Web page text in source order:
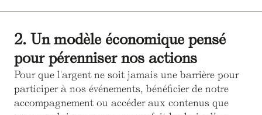
2. Un modèle économique pensé
pour pérenniser nos actions
Pour que l'argent ne soit jamais une barrière pour
participer à nos événements, bénéficier de notre
accompagnement ou accéder aux contenus que